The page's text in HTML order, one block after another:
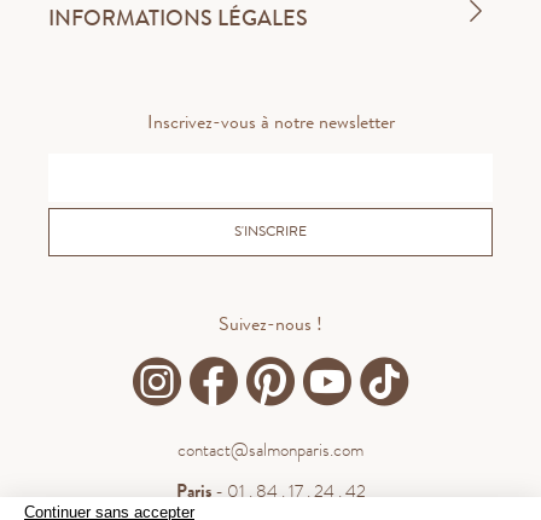
Continuer sans accepter
INFORMATIONS LÉGALES
Inscrivez-vous à notre newsletter
S'INSCRIRE
Suivez-nous !
contact@salmonparis.com
Paris- 01 . 84 . 17 . 24 . 42